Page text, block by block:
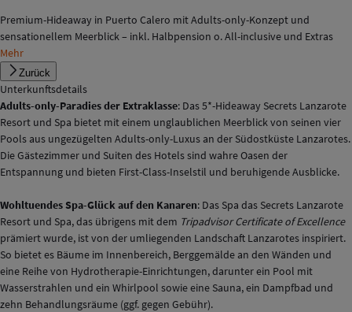
Premium-Hideaway in Puerto Calero mit Adults-only-Konzept und
sensationellem Meerblick – inkl. Halbpension o. All-inclusive und Extras
Mehr
Zurück
Unterkunftsdetails
Adults-only-Paradies der Extraklasse: Das 5*-Hideaway Secrets Lanzarote
Resort und Spa bietet mit einem unglaublichen Meerblick von seinen vier
Pools aus ungezügelten Adults-only-Luxus an der Südostküste Lanzarotes.
Die Gästezimmer und Suiten des Hotels sind wahre Oasen der
Entspannung und bieten First-Class-Inselstil und beruhigende Ausblicke.
Wohltuendes Spa-Glück auf den Kanaren: Das Spa das Secrets Lanzarote
Resort und Spa, das übrigens mit dem Tripadvisor Certificate of Excellence
prämiert wurde, ist von der umliegenden Landschaft Lanzarotes inspiriert.
So bietet es Bäume im Innenbereich, Berggemälde an den Wänden und
eine Reihe von Hydrotherapie-Einrichtungen, darunter ein Pool mit
Wasserstrahlen und ein Whirlpool sowie eine Sauna, ein Dampfbad und
zehn Behandlungsräume (ggf. gegen Gebühr).